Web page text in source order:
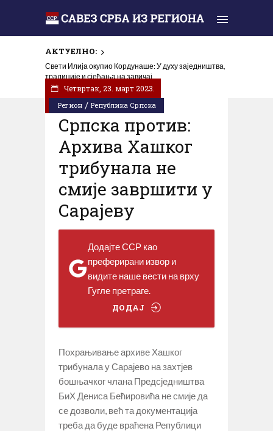
АКТУЕЛНО:
Свети Илија окупио Кордунаше: У духу заједништва,
традиције и сјећања на завичај
Регион / Република Српска
Четвртак, 23. март 2023.
Српска против:
Архива Хашког
трибунала не
смије завршити у
Сарајеву
Додајте ССР као
преферирани извор и
видите наше вести на врху
Гугле претраге.
ДОДАЈ
Похрањивање архиве Хашког
трибунала у Сарајево на захтјев
бошњачког члана Предсједништва
БиХ Дениса Бећировића не смије да
се дозволи, већ та документација
треба да буде враћена Републици